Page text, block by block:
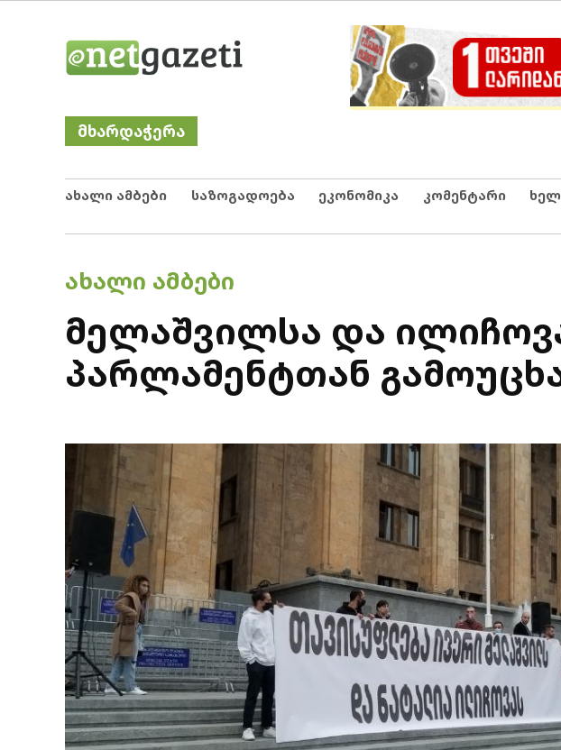
Netgazeti
მხარდაჭერა
ახალი ამბები საზოგადოება ეკონომიკა კომენტარი
POSTED
ᲐᲮᲐᲚᲘ ᲐᲛᲑᲔᲑᲘ
მელაშვილსა და
პარლამენტთან